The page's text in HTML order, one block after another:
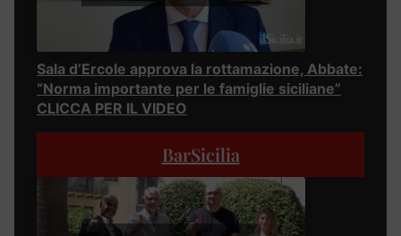
Sala d’Ercole approva la rottamazione, Abbate:
“Norma importante per le famiglie siciliane”
CLICCA PER IL VIDEO
BarSicilia